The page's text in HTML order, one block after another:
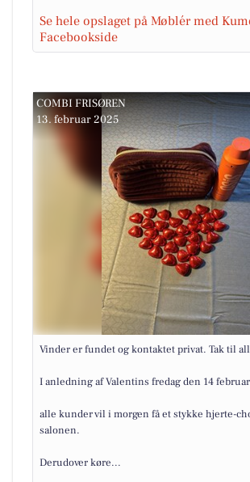
Se hele opslaget på Møblér med
Facebookside
COMBI FRISØREN
13. februar 2025
Vinder er fundet og kontaktet privat. Tak til
I anledning af Valentins fredag den 14
alle kunder vil i morgen få et stykke hjerte-
salonen.
Derudover køre...